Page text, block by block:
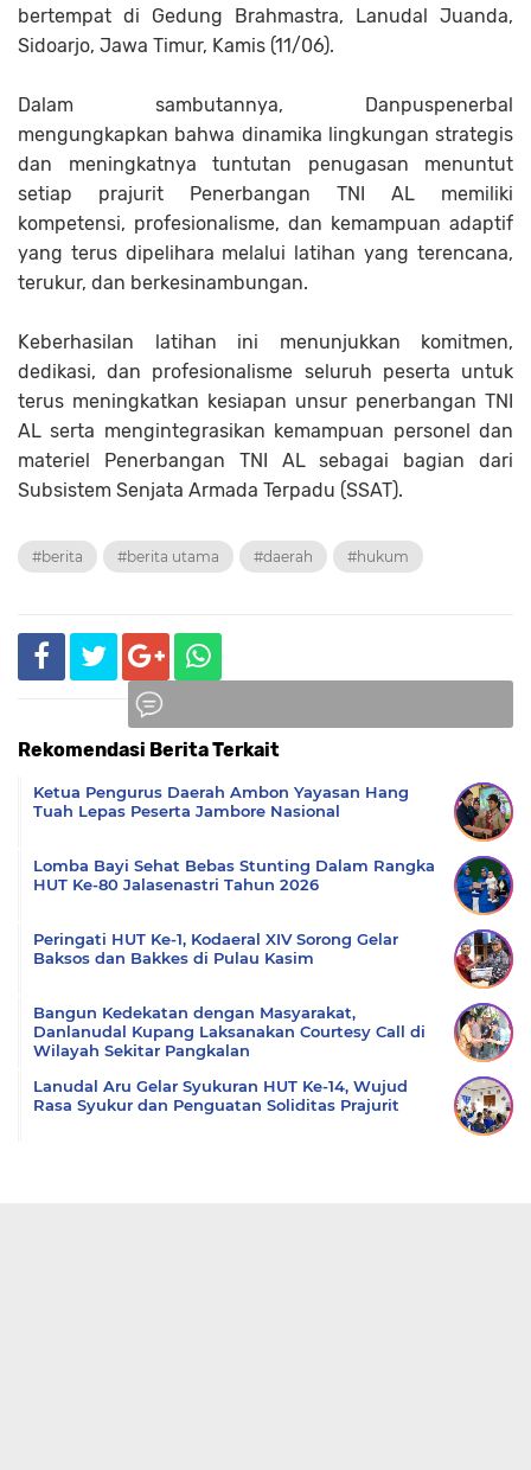
bertempat di Gedung Brahmastra, Lanudal Juanda,
Sidoarjo, Jawa Timur, Kamis (11/06).
Dalam sambutannya, Danpuspenerbal
mengungkapkan bahwa dinamika lingkungan strategis
dan meningkatnya tuntutan penugasan menuntut
setiap prajurit Penerbangan TNI AL memiliki
kompetensi, profesionalisme, dan kemampuan adaptif
yang terus dipelihara melalui latihan yang terencana,
terukur, dan berkesinambungan.
Keberhasilan latihan ini menunjukkan komitmen,
dedikasi, dan profesionalisme seluruh peserta untuk
terus meningkatkan kesiapan unsur penerbangan TNI
AL serta mengintegrasikan kemampuan personel dan
materiel Penerbangan TNI AL sebagai bagian dari
Subsistem Senjata Armada Terpadu (SSAT).
#berita #berita utama #daerah #hukum
Rekomendasi Berita Terkait
Ketua Pengurus Daerah Ambon Yayasan Hang
Tuah Lepas Peserta Jambore Nasional
Lomba Bayi Sehat Bebas Stunting Dalam Rangka
HUT Ke-80 Jalasenastri Tahun 2026
Peringati HUT Ke-1, Kodaeral XIV Sorong Gelar
Baksos dan Bakkes di Pulau Kasim
Bangun Kedekatan dengan Masyarakat,
Danlanudal Kupang Laksanakan Courtesy Call di
Wilayah Sekitar Pangkalan
Lanudal Aru Gelar Syukuran HUT Ke-14, Wujud
Rasa Syukur dan Penguatan Soliditas Prajurit